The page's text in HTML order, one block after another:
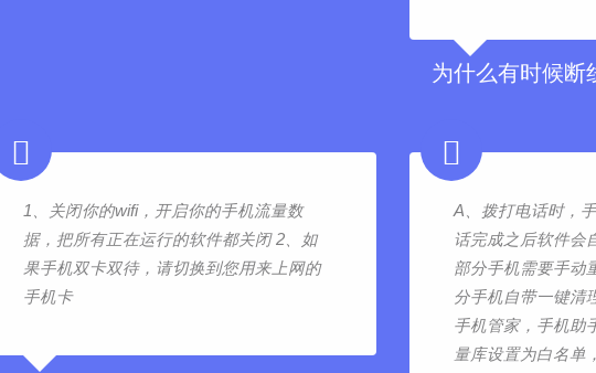
为什么有时候断
1、关闭你的wifi，开启你的手机流量数
据，把所有正在运行的软件都关闭 2、如
果手机双卡双待，请切换到您用来上网的
手机卡
A、拨打电话时，
话完成之后软件会
部分手机需要手动
分手机自带一键清
手机管家，手机助
量库设置为白名单